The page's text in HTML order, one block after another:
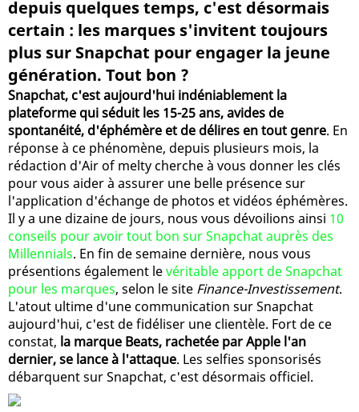
depuis quelques temps, c'est désormais
certain : les marques s'invitent toujours
plus sur Snapchat pour engager la jeune
génération. Tout bon ?
Snapchat, c'est aujourd'hui indéniablement la
plateforme qui séduit les 15-25 ans, avides de
spontanéité, d'éphémère et de délires en tout genre. En
réponse à ce phénomène, depuis plusieurs mois, la
rédaction d'Air of melty cherche à vous donner les clés
pour vous aider à assurer une belle présence sur
l'application d'échange de photos et vidéos éphémères.
Il y a une dizaine de jours, nous vous dévoilions ainsi 10
conseils pour avoir tout bon sur Snapchat auprès des
Millennials. En fin de semaine dernière, nous vous
présentions également levéritable apport de Snapchat
pour les marques, selon le site Finance-Investissement.
L'atout ultime d'une communication sur Snapchat
aujourd'hui, c'est de fidéliser une clientèle. Fort de ce
constat, la marque Beats, rachetée par Apple l'an
dernier, se lance à l'attaque. Les selfies sponsorisés
débarquent sur Snapchat, c'est désormais officiel.